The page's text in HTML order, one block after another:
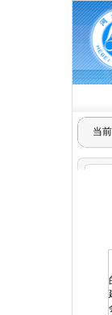
当